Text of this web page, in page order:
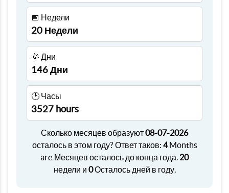
📅 Недели
20 Недели
🌞 Дни
146 Дни
🕑 Часы
3527 hours
Сколько месяцев образуют08-07-2026
осталось в этом году? Ответ таков: 4Months
are Месяцев осталось до конца года. 20
недели и 0Осталось дней в году.